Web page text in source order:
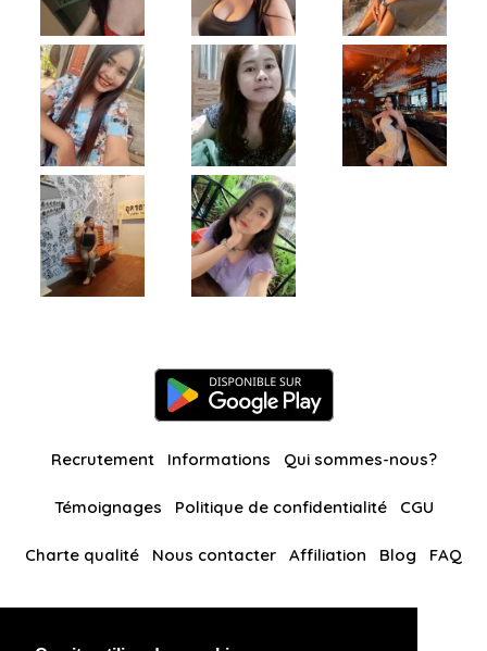
Recrutement Informations Qui sommes-nous?
Témoignages Politique de confidentialité CGU
Charte qualité Nous contacter Affiliation Blog FAQ